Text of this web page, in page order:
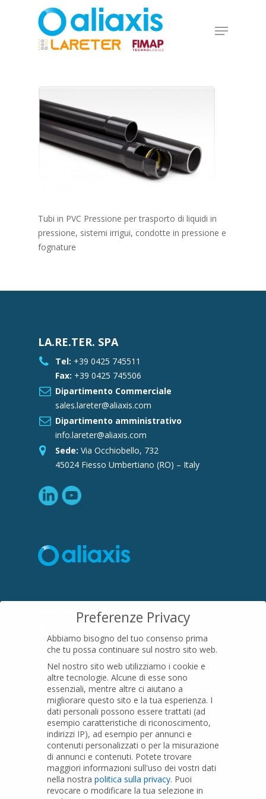
Menu
Tubi in PVC Pressione per trasporto di liquidi in
pressione, sistemi irrigui, condotte in pressione e
fognature
LA.RE.TER. SPA
Tel: +39 0425 745511
Fax: +39 0425 745506
Dipartimento Commerciale
sales.lareter@aliaxis.com
Dipartimento amministrativo
info.lareter@aliaxis.com
Sede: Via Occhiobello, 732
45024 Fiesso Umbertiano (RO) – Italy
16015 Casella (GE) – Italy
01079200299
PRODOTTI
Tubi PVC
Raccordi PVC
Tubi e Raccordi in PVC-A
Preferenze Privacy
Abbiamo bisogno del tuo consenso prima
che tu possa continuare sul nostro sito web.
Nel nostro sito web utilizziamo i cookie e
altre tecnologie. Alcune di esse sono
essenziali, mentre altre ci aiutano a
migliorare questo sito e la tua esperienza. I
dati personali possono essere trattati (ad
esempio caratteristiche di riconoscimento,
indirizzi IP), ad esempio per annunci e
contenuti personalizzati o per la misurazione
di annunci e contenuti. Potete trovare
maggiori informazioni sull'uso dei vostri dati
nella nostra politica sulla privacy. Puoi
revocare o modificare la tua selezione in